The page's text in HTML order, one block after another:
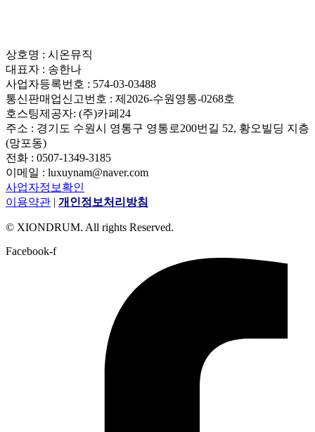
상호명 : 시온뮤직
대표자 : 송한나
사업자등록번호 : 574-03-03488
통신판매업신고번호 : 제2026-수원영통-0268호
호스팅제공자: (주)카페24
주소 : 경기도 수원시 영통구 영통로200번길 52, 황오빌딩 지층
(망포동)
전화 : 0507-1349-3185
이메일 : luxuynam@naver.com
사업자정보확인
이용약관 | 개인정보처리방침
© XIONDRUM. All rights Reserved.
Facebook-f